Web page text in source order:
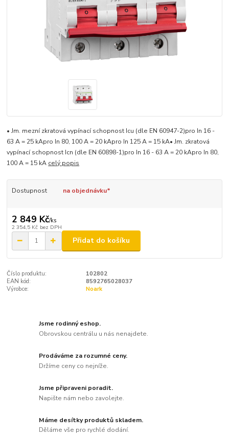
• Jm. mezní zkratová vypínací schopnost Icu (dle EN 60947-2)pro In 16 -
63 A = 25 kApro In 80, 100 A = 20 kApro In 125 A = 15 kA• Jm. zkratová
vypínací schopnost Icn (dle EN 60898-1)pro In 16 - 63 A = 20 kApro In 80,
100 A = 15 kA celý popis
Dostupnost na objednávku*
2 849 Kč/ks
2 354,5 Kč bez DPH
Přidat do košíku
Číslo produktu:
102802
EAN kód:
8592765028037
Výrobce:
Noark
Jsme rodinný eshop.
Obrovskou centrálu u nás nenajdete.
Prodáváme za rozumné ceny.
Držíme ceny co nejníže.
Jsme připraveni poradit.
Napište nám nebo zavolejte.
Máme desítky produktů skladem.
Děláme vše pro rychlé dodání.